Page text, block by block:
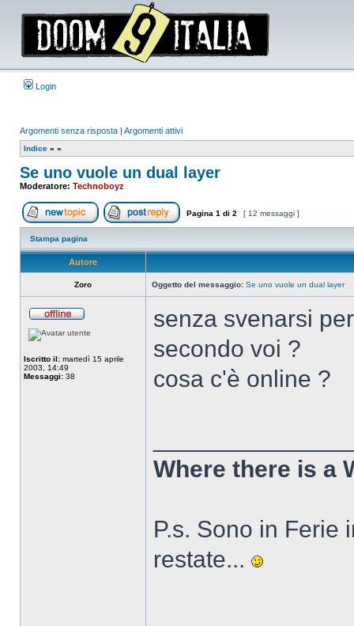
Login
Argomenti senza risposta | Argomenti attivi
Indice » »
Se uno vuole un dual layer
Moderatore: Technoboyz
Apri un nuovo argomentoRispondi all’argomento
Pagina 1 di 2 [ 12 messaggi ]
Stampa pagina
Autore
Zoro Oggetto del messaggio: Se uno vuole un dual layer
connesso
Iscritto il: martedì 15 aprile
2003, 14:49
Messaggi: 38
senza svenarsi
secondo voi ?
cosa c'è online ?
Where there is a
P.s. Sono in Ferie
restate...